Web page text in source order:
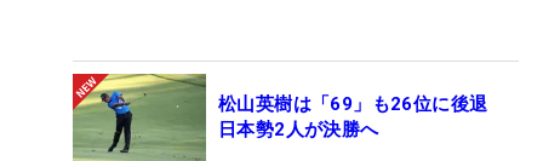
松山英樹は「69」も26位に後退
日本勢2人が決勝へ